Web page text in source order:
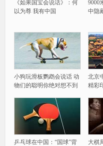
《如果国宝会说话》：何
以为尊 我有中国
9000
中隐
小狗玩滑板鹦鹉会说话 动
物们的聪明你绝对想不到
北京
精彩
乒乓球在中国：“国球”背
大棋